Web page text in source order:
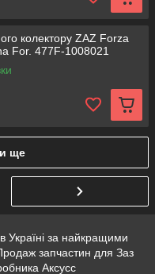
колектору ZAZ Forza
For. 477F-1008021
ще
Україні за найкращими
запчастин для Заз
Аксусс